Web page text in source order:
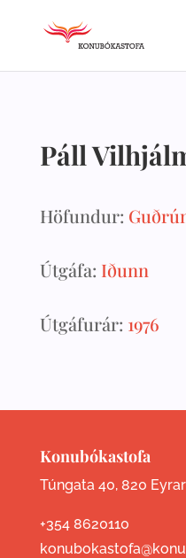
Páll
Höfundur:
Útgáfa: Iðunn
Útgáfurár: 1976
Konubókastofa
Túngata 40, 820
+354 8620110